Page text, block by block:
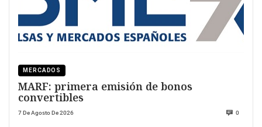
MERCADOS
MARF: primera emisión de bonos
convertibles
7 De Agosto De 2026 0